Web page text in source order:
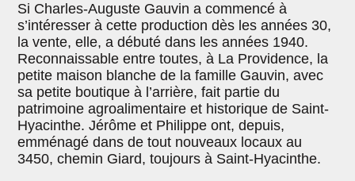
Si Charles-Auguste Gauvin a commencé à
s’intéresser à cette production dès les années 30,
la vente, elle, a débuté dans les années 1940.
Reconnaissable entre toutes, à La Providence, la
petite maison blanche de la famille Gauvin, avec
sa petite boutique à l’arrière, fait partie du
patrimoine agroalimentaire et historique de Saint-
Hyacinthe. Jérôme et Philippe ont, depuis,
emménagé dans de tout nouveaux locaux au
3450, chemin Giard, toujours à Saint-Hyacinthe.